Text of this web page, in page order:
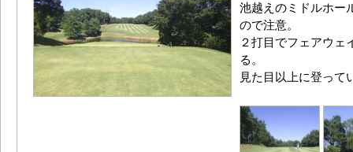
池越えのミドルホー
ので注意。
２打目でフェアウェ
る。
見た目以上に登って